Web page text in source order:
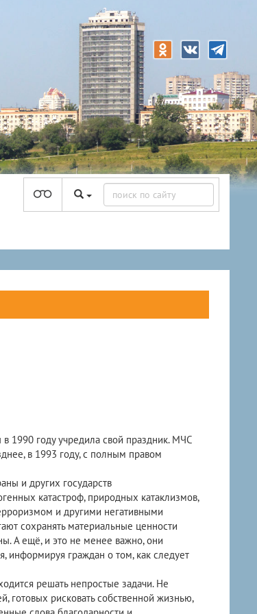
1990 году учредила свой праздник. МЧС
в 1993 году, с полным правом
и других государств
катастроф, природных катаклизмов,
и другими негативными
сохранять материальные ценности
А ещё, и это не менее важно, они
информируя граждан о том, как следует
решать непростые задачи. Не
готовых рисковать собственной жизнью,